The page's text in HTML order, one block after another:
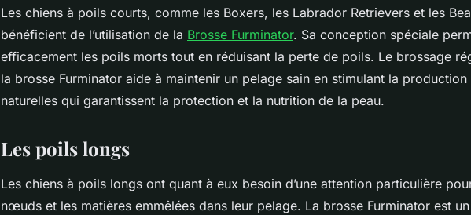
Les chiens à poils courts, comme les Boxers, les Labrador Retrievers et les
bénéficient de l’utilisation de la Brosse Furminator. Sa conception spéciale
efficacement les poils morts tout en réduisant la perte de poils. Le brossage
la brosse Furminator aide à maintenir un pelage sain en stimulant la production
naturelles qui garantissent la protection et la nutrition de la peau.
Les poils longs
Les chiens à poils longs ont quant à eux besoin d’une attention particulière
nœuds et les matières emmêlées dans leur pelage. La brosse Furminator est